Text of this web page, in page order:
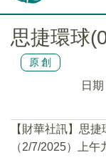
思捷環球
原創
日期
【財華社訊】思捷
（2/7/2025）上午